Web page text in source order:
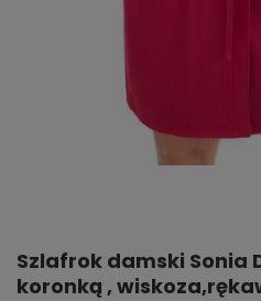
Szlafrok damski Sonia
koronką ,